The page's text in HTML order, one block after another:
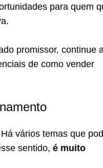
para quem
promissor, continue
de como vender
vários temas que
sentido, é muito